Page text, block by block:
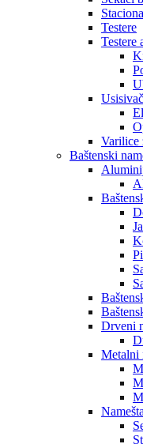
Testere
Testere
Varilice
Baštenski
Drveni
Metalni